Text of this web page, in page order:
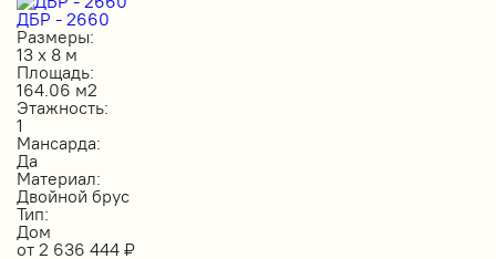
ДБР - 2660
Размеры:
13 х 8 м
Площадь:
164.06 м2
Этажность:
1
Мансарда:
Да
Материал:
Двойной брус
Тип:
Дом
от 2 636 444 ₽